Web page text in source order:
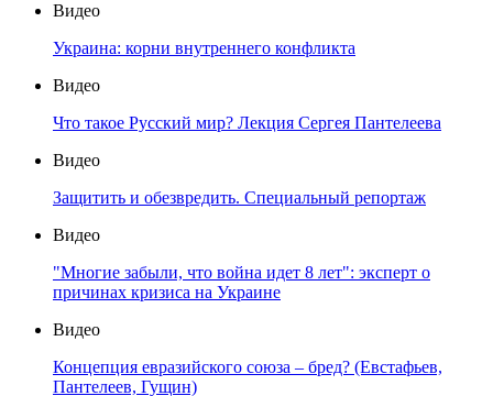
Видео
Украина: корни внутреннего конфликта
Видео
Что такое Русский мир? Лекция Сергея Пантелеева
Видео
Защитить и обезвредить. Специальный репортаж
Видео
"Многие забыли, что война идет 8 лет": эксперт о
причинах кризиса на Украине
Видео
Концепция евразийского союза – бред? (Евстафьев,
Пантелеев, Гущин)